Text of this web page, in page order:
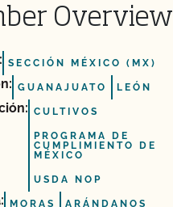
Overview
SECCIÓN MÉXICO (MX)
GUANAJUATO LEÓN
CULTIVOS
PROGRAMA DE
CUMPLIMIENTO DE
MÉXICO
USDA NOP
MORAS ARÁNDANOS